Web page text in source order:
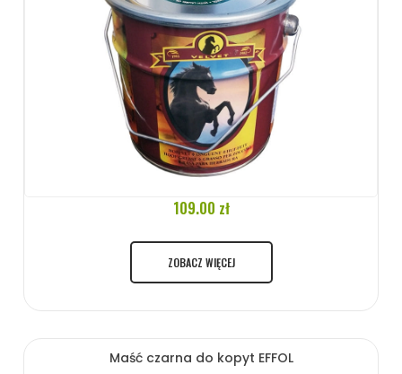
109.00 zł
ZOBACZ WIĘCEJ
Maść czarna do kopyt EFFOL